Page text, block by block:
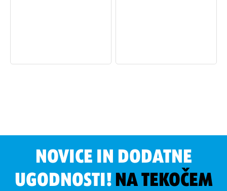
NOVICE IN DODATNE
UGODNOSTI! NA TEKOČEM